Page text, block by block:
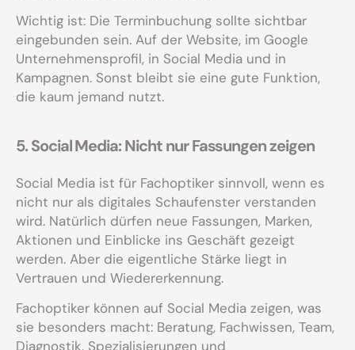
Wichtig ist: Die Terminbuchung sollte sichtbar
eingebunden sein. Auf der Website, im Google
Unternehmensprofil, in Social Media und in
Kampagnen. Sonst bleibt sie eine gute Funktion,
die kaum jemand nutzt.
5. Social Media: Nicht nur Fassungen zeigen
Social Media ist für Fachoptiker sinnvoll, wenn es
nicht nur als digitales Schaufenster verstanden
wird. Natürlich dürfen neue Fassungen, Marken,
Aktionen und Einblicke ins Geschäft gezeigt
werden. Aber die eigentliche Stärke liegt in
Vertrauen und Wiedererkennung.
Fachoptiker können auf Social Media zeigen, was
sie besonders macht: Beratung, Fachwissen, Team,
Diagnostik, Spezialisierungen und